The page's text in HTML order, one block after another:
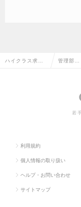
ハイクラス求人T 管理部門
若
利用規約
個人情報の取り扱い
ヘルプ・お問い合わせ
サイトマップ